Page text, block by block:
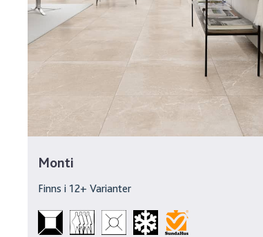
Monti
Finns i 12+ Varianter